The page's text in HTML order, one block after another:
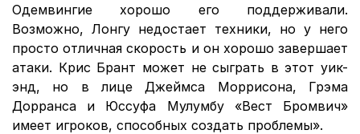
Одемвингие хорошо его поддерживали.
Возможно, Лонгу недостает техники, но у него
просто отличная скорость и он хорошо завершает
атаки. Крис Брант может не сыграть в этот уик-
энд, но в лице Джеймса Моррисона, Грэма
Дорранса и Юссуфа Мулумбу «Вест Бромвич»
имеет игроков, способных создать проблемы».